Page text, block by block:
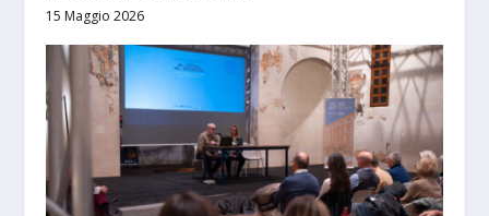
15 Maggio 2026